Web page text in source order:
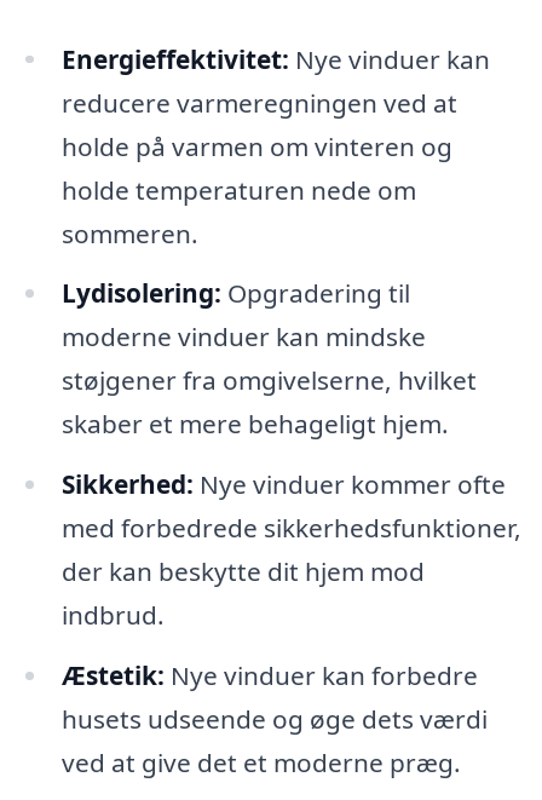
Energieffektivitet: Nye vinduer kan
reducere varmeregningen ved at
holde på varmen om vinteren og
holde temperaturen nede om
sommeren.
Lydisolering: Opgradering til
moderne vinduer kan mindske
støjgener fra omgivelserne, hvilket
skaber et mere behageligt hjem.
Sikkerhed: Nye vinduer kommer ofte
med forbedrede sikkerhedsfunktioner,
der kan beskytte dit hjem mod
indbrud.
Æstetik: Nye vinduer kan forbedre
husets udseende og øge dets værdi
ved at give det et moderne præg.